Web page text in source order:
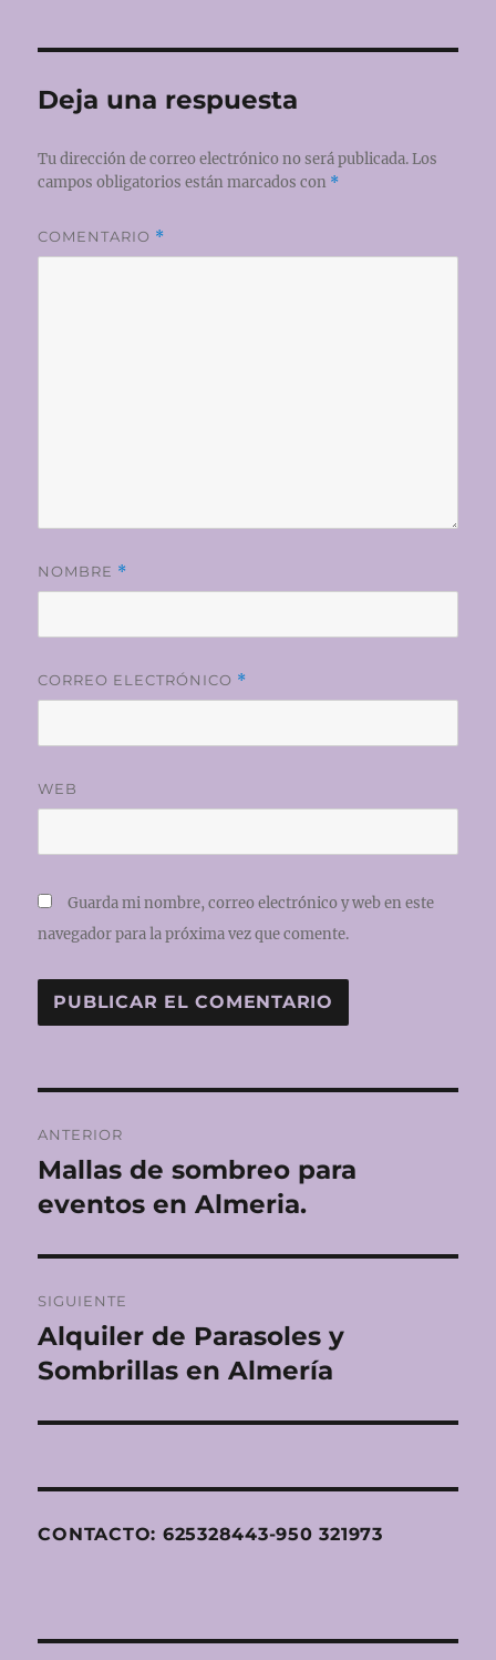
Deja una respuesta
Tu dirección de correo electrónico no será publicada. Los
campos obligatorios están marcados con *
COMENTARIO *
NOMBRE *
CORREO ELECTRÓNICO *
WEB
Guarda mi nombre, correo electrónico y web en este
navegador para la próxima vez que comente.
de
entradas
ANTERIOR
Entrada
anterior:
Mallas de sombreo para
eventos en Almeria.
SIGUIENTE
Entrada
siguiente:
Alquiler de Parasoles y
Sombrillas en Almería
CONTACTO: 625328443-950 321973